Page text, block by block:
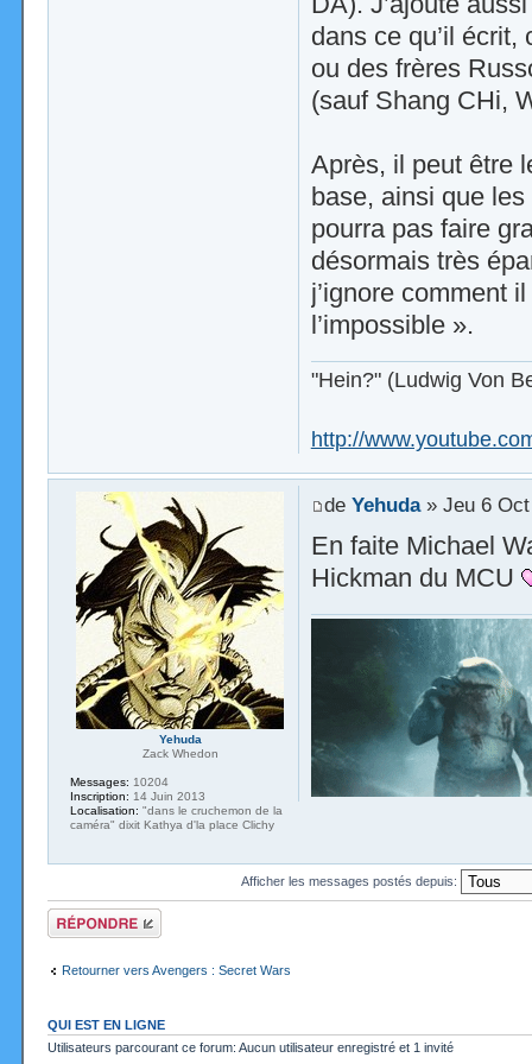
dans ce qu’il
ou des frères
(sauf Shang CHi,
Après, il peut être
base, ainsi que
pourra pas faire
désormais très
j’ignore comment
l’impossible ».
"Hein?" (Ludwig Von
http://
de Yehuda» Jeu 6 Oct
En faite Michael
Hickman du MCU
Yehuda
Zack Whedon
Messages: 10204
Inscription: 14 Juin 2013
Localisation: "dans le cruchemon de la
caméra" dixit Kathya d'la place Clichy
Afficher les messages postés depuis:
Répondre
Retourner vers Avengers : Secret Wars
QUI EST EN LIGNE
Utilisateurs parcourant ce forum: Aucun utilisateur enregistré et 1 invité